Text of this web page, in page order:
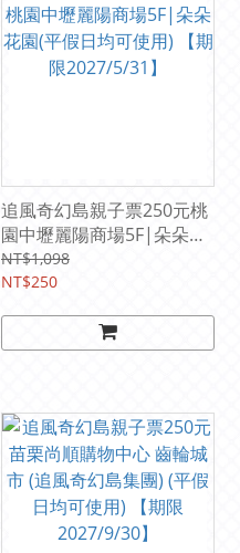
追風奇幻島親子票250元桃
園中壢麗陽商場5F|朵朵花
園(平假日均可使用) 【期限
2027/5/31】
NT$1,098
NT$250